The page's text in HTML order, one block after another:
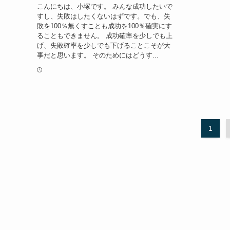
こんにちは、小塚です。 みんな成功したいで
すし、失敗はしたくないはずです。でも、失
敗を100％無くすことも成功を100％確実にす
ることもできません。 成功確率を少しでも上
げ、失敗確率を少しでも下げることこそが大
事だと思います。 そのためにはどうす...
1